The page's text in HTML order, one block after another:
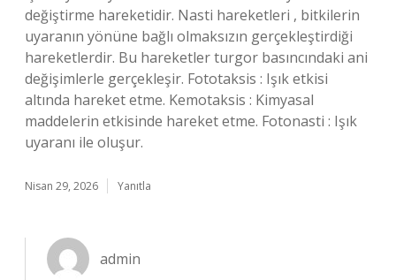
değiştirme hareketidir. Nasti hareketleri , bitkilerin
uyaranın yönüne bağlı olmaksızın gerçekleştirdiği
hareketlerdir. Bu hareketler turgor basıncındaki ani
değişimlerle gerçekleşir. Fototaksis : Işık etkisi
altında hareket etme. Kemotaksis : Kimyasal
maddelerin etkisinde hareket etme. Fotonasti : Işık
uyaranı ile oluşur.
Nisan 29, 2026 Yanıtla
admin